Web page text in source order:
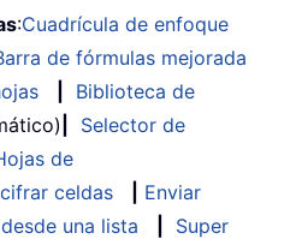
:Cuadrícula de enfoque
de fórmulas mejorada
Biblioteca de
Selector de
de
celdas
Enviar
una lista
Super